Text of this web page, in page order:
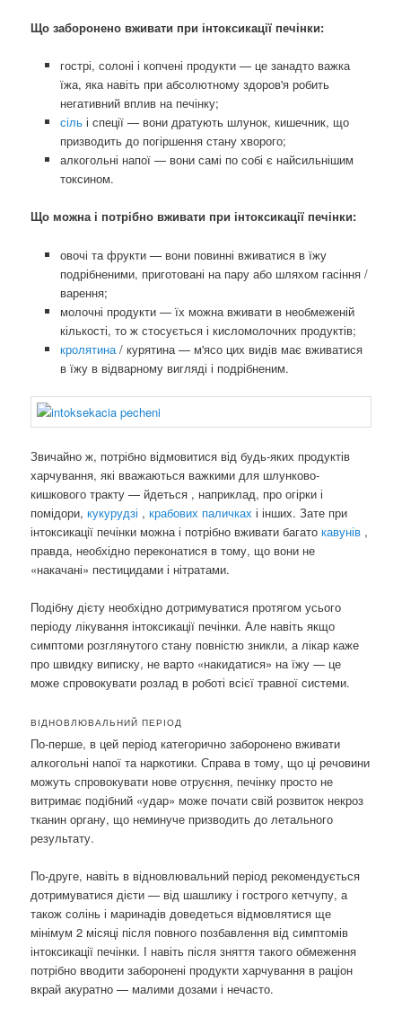
Що заборонено вживати при інтоксикації печінки:
гострі, солоні і копчені продукти — це занадто важка
їжа, яка навіть при абсолютному здоров'я робить
негативний вплив на печінку;
сіль і спеції — вони дратують шлунок, кишечник, що
призводить до погіршення стану хворого;
алкогольні напої — вони самі по собі є найсильнішим
токсином.
Що можна і потрібно вживати при інтоксикації печінки:
овочі та фрукти — вони повинні вживатися в їжу
подрібненими, приготовані на пару або шляхом гасіння /
варення;
молочні продукти — їх можна вживати в необмеженій
кількості, то ж стосується і кисломолочних продуктів;
кролятина / курятина — м'ясо цих видів має вживатися
в їжу в відварному вигляді і подрібненим.
Звичайно ж, потрібно відмовитися від будь-яких продуктів
харчування, які вважаються важкими для шлунково-
кишкового тракту — йдеться , наприклад, про огірки і
помідори,кукурудзі ,крабових паличкахі інших. Зате при
інтоксикації печінки можна і потрібно вживати багатокавунів ,
правда, необхідно переконатися в тому, що вони не
«накачані» пестицидами і нітратами.
Подібну дієту необхідно дотримуватися протягом усього
періоду лікування інтоксикації печінки. Але навіть якщо
симптоми розглянутого стану повністю зникли, а лікар каже
про швидку виписку, не варто «накидатися» на їжу — це
може спровокувати розлад в роботі всієї травної системи.
ВІДНОВЛЮВАЛЬНИЙ ПЕРІОД
По-перше, в цей період категорично заборонено вживати
алкогольні напої та наркотики. Справа в тому, що ці речовини
можуть спровокувати нове отруєння, печінку просто не
витримає подібний «удар» може почати свій розвиток некроз
тканин органу, що неминуче призводить до летального
результату.
По-друге, навіть в відновлювальний період рекомендується
дотримуватися дієти — від шашлику і гострого кетчупу, а
також солінь і маринадів доведеться відмовлятися ще
мінімум 2 місяці після повного позбавлення від симптомів
інтоксикації печінки. І навіть після зняття такого обмеження
потрібно вводити заборонені продукти харчування в раціон
вкрай акуратно — малими дозами і нечасто.